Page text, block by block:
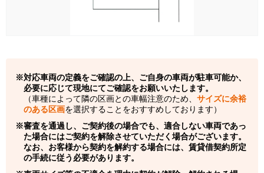
対応車両の定義をご確認の上、ご自身の車両が駐車可能か、
必要に応じて現地にてご確認をお願いいたします。
（車種によって隣の区画との車幅注意のため、 サイズに余裕
のある区画を選択することをおすすめしております）
審査を通過し、ご契約後の場合でも、適合しない車両であっ
た場合にはご契約を解除させていただく場合がございます。
なお、お客様から契約を解約する場合には、賃貸借契約所定
の手続に従う必要があります。